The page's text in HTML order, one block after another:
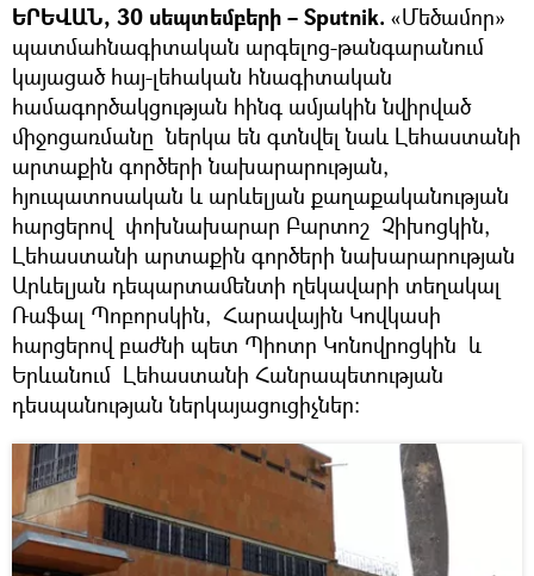
ԵՐԵՎԱՆ, 30 սեպտեմբերի – Sputnik. «Մեծամոր»
պատմահնագիտական արգելոց-թանգարանում
կայացած հայ-լեհական հնագիտական
համագործակցության հինգ ամյակին նվիրված
միջոցառմանը ներկա են գտնվել նաև Լեհաստանի
արտաքին գործերի նախարարության,
հյուպատոսական և արևելյան քաղաքականության
հարցերով փոխնախարար Բարտոշ Չիխոցկին,
Լեհաստանի արտաքին գործերի նախարարության
Արևելյան դեպարտամենտի ղեկավարի տեղակալ
Ռաֆալ Պոբորսկին, Հարավային Կովկասի
հարցերով բաժնի պետ Պիոտր Կոնովրոցկին և
Երևանում Լեհաստանի Հանրապետության
դեսպանության ներկայացուցիչներ: